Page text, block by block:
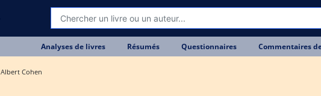
Analyses de livres Résumés Questionnaires Commentaires
Albert Cohen